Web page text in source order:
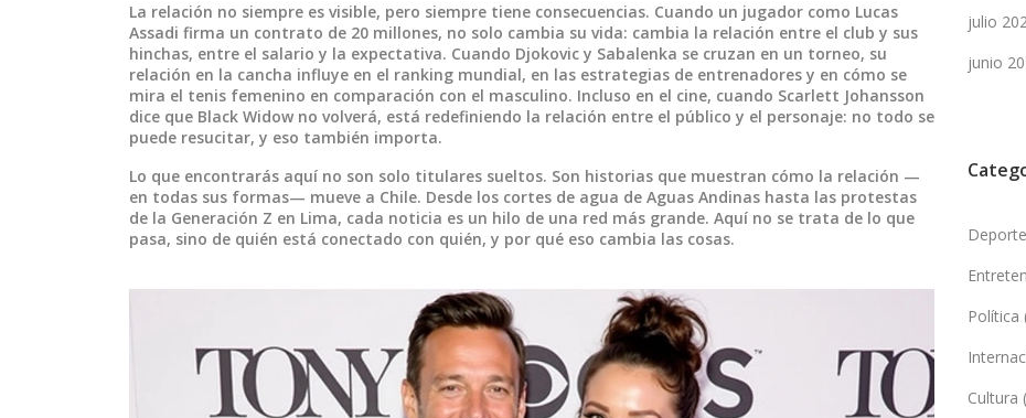
La relación no siempre es visible, pero siempre tiene consecuencias. Cuando un jugador como Lucas
Assadi firma un contrato de 20 millones, no solo cambia su vida: cambia la relación entre el club y sus
hinchas, entre el salario y la expectativa. Cuando Djokovic y Sabalenka se cruzan en un torneo, su
relación en la cancha influye en el ranking mundial, en las estrategias de entrenadores y en cómo se
mira el tenis femenino en comparación con el masculino. Incluso en el cine, cuando Scarlett Johansson
dice que Black Widow no volverá, está redefiniendo la relación entre el público y el personaje: no todo se
puede resucitar, y eso también importa.
Lo que encontrarás aquí no son solo titulares sueltos. Son historias que muestran cómo la relación —
en todas sus formas— mueve a Chile. Desde los cortes de agua de Aguas Andinas hasta las protestas
de la Generación Z en Lima, cada noticia es un hilo de una red más grande. Aquí no se trata de lo que
pasa, sino de quién está conectado con quién, y por qué eso cambia las cosas.
julio
junio
Política
Cultura